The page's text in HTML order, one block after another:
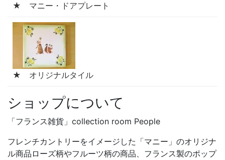
★ マニー・ドアプレート
★ オリジナルタイル
ショップについて
「フランス雑貨」collection room People
フレンチカントリーをイメージした「マニー」のオリジナ
ル商品ローズ柄やフルーツ柄の商品、フランス製のポップ